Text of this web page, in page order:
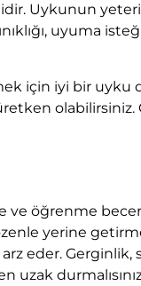
Uykunun
uyuma
için iyi bir uyku
olabilirsiniz.
ve öğrenme
yerine
eder. Gerginlik,
uzak